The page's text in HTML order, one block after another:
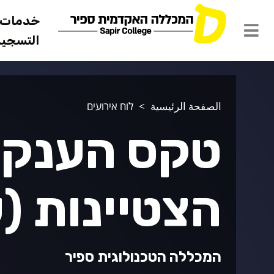
خدمات
الصفحة الرئيسية לוח אירועים
טקס
הצטיינות
המכללה הטכנולוגית ספיר